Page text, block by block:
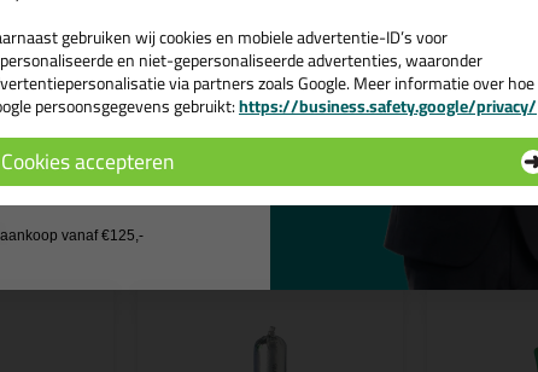
& tricks voor Zwaluw Hybrifix 302 290ml
volgende blogs wordt dit product gebruikt:
Montagekit top 4
gebruiken wij cookies en mobiele advertentie-ID’s voor
en niet-gepersonaliseerde advertenties, waaronder
via partners zoals Google. Meer informatie over hoe
persoonsgegevens gebruikt:https://business.safety.google/privacy/
Cookies accepteren
de actiecode ›
geen cadeau
vanaf €125,-